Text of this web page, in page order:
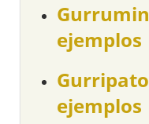
ejemplos
ejemplos